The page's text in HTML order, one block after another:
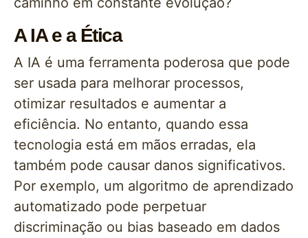
A IA e a Ética
A IA é uma ferramenta poderosa que pode
ser usada para melhorar processos,
otimizar resultados e aumentar a
eficiência. No entanto, quando essa
tecnologia está em mãos erradas, ela
também pode causar danos significativos.
Por exemplo, um algoritmo de aprendizado
automatizado pode perpetuar
discriminação ou bias baseado em dados